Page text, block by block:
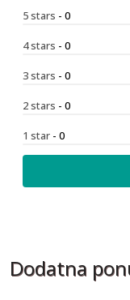
5 stars - 0
4 stars - 0
3 stars - 0
2 stars - 0
1 star - 0
Dodatna